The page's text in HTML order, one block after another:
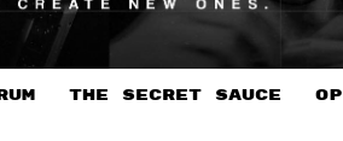
THE SECRET SAUCE​